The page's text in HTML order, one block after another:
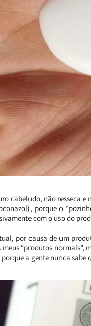
cabeludo, não resseca
porque o
com o uso do
por causa de um
“produtos
a gente nunca sabe